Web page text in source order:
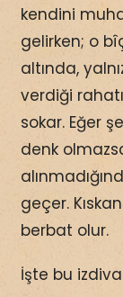
kendini
gelirken; o
altında,
verdiği
sokar. Eğer
denk
geçer.
berbat olur.
İşte bu